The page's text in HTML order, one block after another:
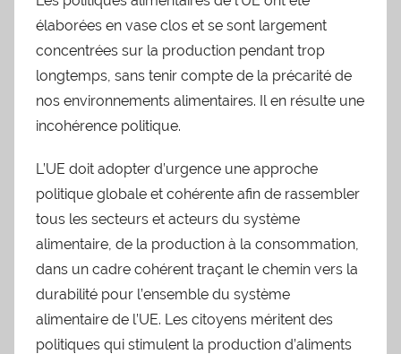
élaborées en vase clos et se sont largement
concentrées sur la production pendant trop
longtemps, sans tenir compte de la précarité de
nos environnements alimentaires. Il en résulte une
incohérence politique.
L’UE doit adopter d’urgence une approche
politique globale et cohérente afin de rassembler
tous les secteurs et acteurs du système
alimentaire, de la production à la consommation,
dans un cadre cohérent traçant le chemin vers la
durabilité pour l’ensemble du système
alimentaire de l’UE. Les citoyens méritent des
politiques qui stimulent la production d’aliments